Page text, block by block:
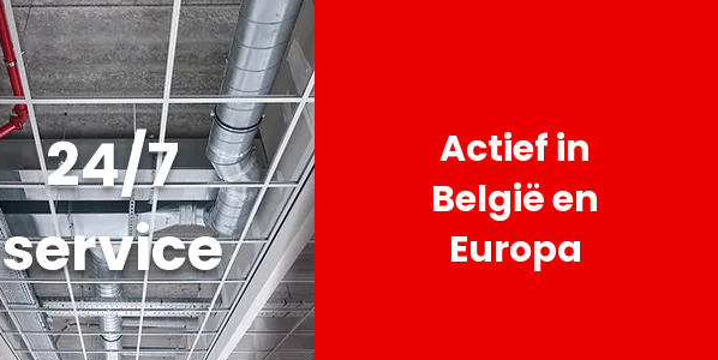
24/7
service
Actief in
België en
Europa